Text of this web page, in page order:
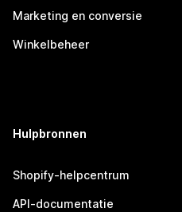
Marketing en conversie
Winkelbeheer
Hulpbronnen
Shopify-helpcentrum
API-documentatie